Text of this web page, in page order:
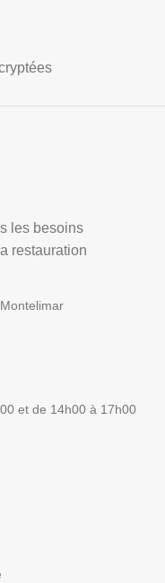
les besoins
restauration
et de 14h00 à 17h00